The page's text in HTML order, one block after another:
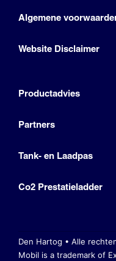
Algemene
Website Disclaimer
Productadvies
Partners
Tank- en Laadpas
Co2 Prestatieladder
Den Hartog • Alle
Mobil is a trademark of